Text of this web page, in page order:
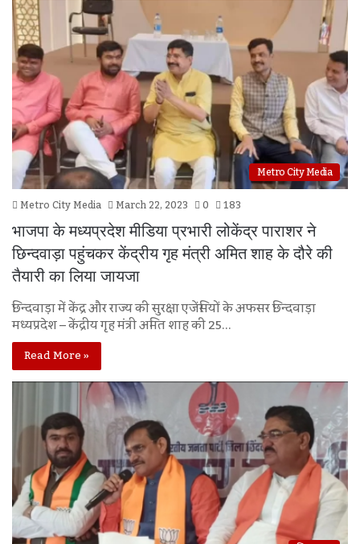
Metro City Media
Metro City Media
March 22, 2023 0 183
भाजपा के मध्यप्रदेश मीडिया प्रभारी लोकेंद्र पाराशर ने
छिन्दवाड़ा पहुंचकर केंद्रीय गृह मंत्री अमित शाह के दौरे की
तैयारी का लिया जायजा
छिन्दवाड़ा में केंद्र और राज्य की सुरक्षा एजेंसियों के अफसर छिन्दवाड़ा
मध्यप्रदेश – केंद्रीय गृह मंत्री अमित शाह की 25…
Read More »